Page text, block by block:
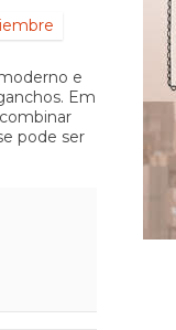
e
Em
pode ser